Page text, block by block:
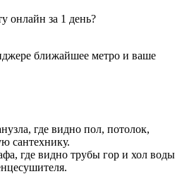
онлайн за 1 день?
ближайшее метро и ваше
где видно пол, потолок,
сантехнику.
где видно трубы гор и хол воды